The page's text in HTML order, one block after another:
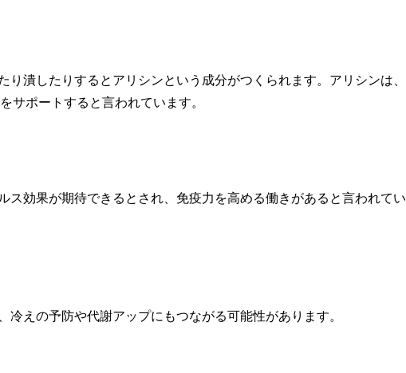
潰したりするとアリシンという成分がつくられます。アリシンは、
サポートすると言われています。
ス効果が期待できるとされ、免疫力を高める働きがあると言われてい
えの予防や代謝アップにもつながる可能性があります。